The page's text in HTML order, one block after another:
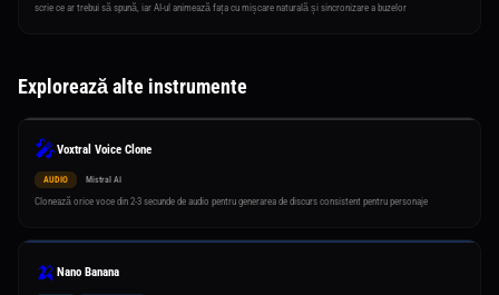
scrie ce ar trebui să spună, iar AI-ul animează fața cu mișcare naturală și sincronizare a buzelor
Explorează alte instrumente
🎤Voxtral Voice Clone
AUDIO Mistral AI
Clonează orice voce din 2-3 secunde de audio pentru generarea de discurs consistent pentru personaje
🍌 Nano Banana